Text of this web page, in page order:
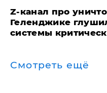
Z-канал про
Геленджике
системы
Смотреть ещё